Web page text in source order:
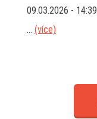
09.03.2026 - 14:39
... (více)